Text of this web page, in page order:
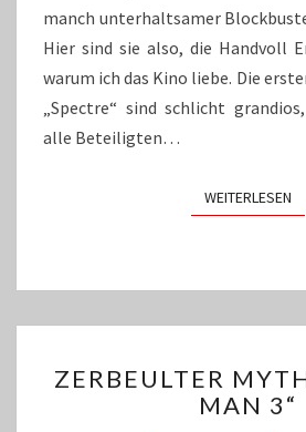
manch unterhaltsamer
Hier sind sie also, die Handvoll
warum ich das Kino liebe. Die
„Spectre“ sind schlicht
alle Beteiligten…
WEITERLESEN
„IRON
ZERBEULTER
MAN 3“